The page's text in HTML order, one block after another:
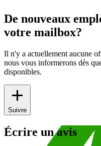
De nouveaux
votre mailbox?
Il n'y a actuellement aucune
nous vous informerons dès
disponibles.
Suivre
Écrire un avis